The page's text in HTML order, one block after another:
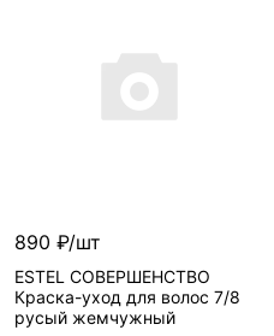
890 ₽/шт
ESTEL СОВЕРШЕНСТВО
Краска-уход для волос 7/8
русый жемчужный